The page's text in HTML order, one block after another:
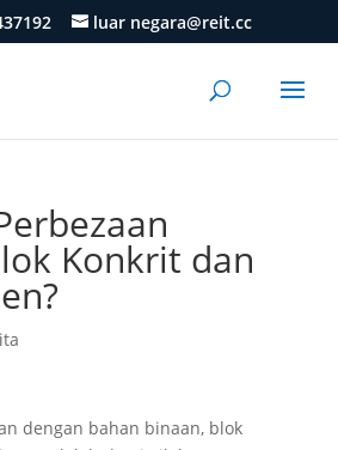
luar negara@reit.cc
Konkrit dan
dengan bahan binaan, blok